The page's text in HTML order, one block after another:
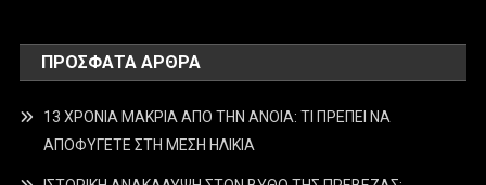
ΠΡΌΣΦΑΤΑ ΆΡΘΡΑ
13 ΧΡΟΝΙΑ ΜΑΚΡΙΑ ΑΠΟ ΤΗΝ ΑΝΟΙΑ: ΤΙ ΠΡΕΠΕΙ ΝΑ
ΑΠΟΦΥΓΕΤΕ ΣΤΗ ΜΕΣΗ ΗΛΙΚΙΑ